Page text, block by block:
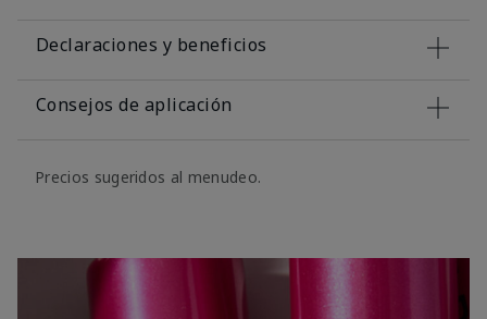
Declaraciones y beneficios
Consejos de aplicación
Precios sugeridos al menudeo.